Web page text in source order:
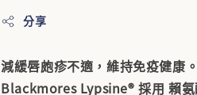
分享
減緩唇皰疹不適，維持免疫健康。
Blackmores Lypsine® 採用 賴